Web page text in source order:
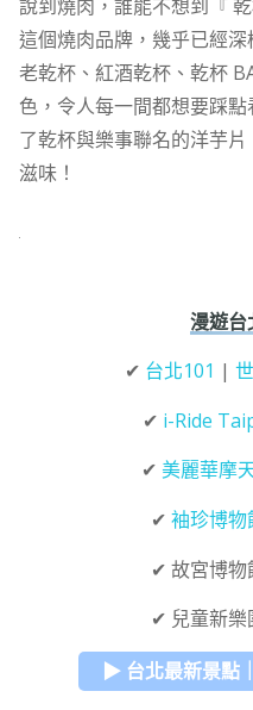
說到燒肉，誰能不想到『
這個燒肉品牌，幾乎已經
老乾杯、紅酒乾杯、乾杯
色，令人每一間都想要踩
了乾杯與樂事聯名的洋芋
滋味！
漫遊台
✔ 台北101 |
✔ i-Ride
✔ 美麗華摩
✔ 袖珍博物
✔ 故宮博物
✔ 兒童新樂
▶ 台北最新景點